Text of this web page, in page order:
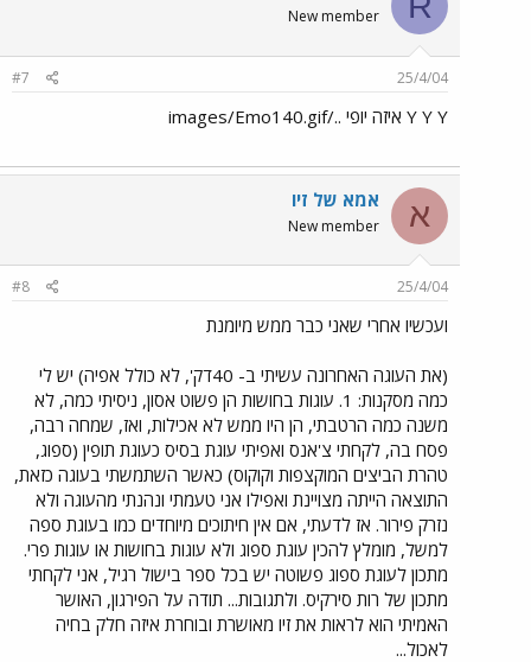
New member
25/4/04
#7
Y Y Y איזה יופי ../images/Emo140.gif
א אמא של זיו
New member
25/4/04
#8
ועכשיו אחרי שאני כבר ממש מיומנת
(את העוגה האחרונה עשיתי ב- 40דק', לא כולל אפיה) יש לי
כמה מסקנות: 1. עוגות בחושות הן פשוט אסון, ניסיתי כמה, לא
משנה כמה הרטבתי, הן היו ממש לא אכילות, ואז, שמחה רבה,
פסח בה, לקחתי צ'אנס ואפיתי עוגת בסיס כעוגת תופין (ספוג,
טהרת הביצים המוקצפות וקוקוס) כאשר השתמשתי בעוגה כזאת,
התוצאה הייתה מצויינת ואפילו אני טעמתי ונהנתי מהעוגה ולא
נזרק פירור. אז לדעתי, אם אין חיתוכים מיוחדים כמו בעוגת ספה
למשל, מומלץ להכין עוגת ספוג ולא עוגות בחושות או עוגות פרי.
מתכון לעוגת ספוג פשוטה יש בכל ספר בישול רגיל, אני לקחתי
מתכון של רות סירקיס. ולתגובות... תודה על הפירגון, האושר
האמיתי הוא לראות את זיו מאושרת ובוחרת איזה חלק בחיה
לאכול...